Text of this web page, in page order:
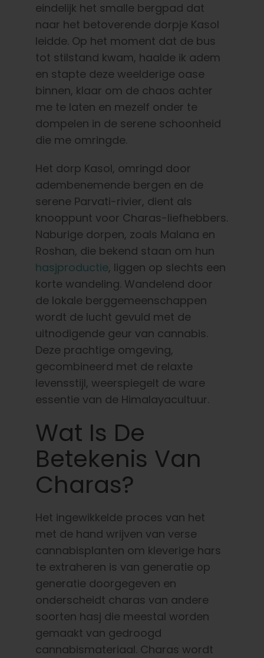
eindelijk het smalle bergpad dat
naar het betoverende dorpje Kasol
leidde. Op het moment dat de bus
tot stilstand kwam, haalde ik adem
en stapte deze weelderige oase
binnen, klaar om de chaos achter
me te laten en mezelf onder te
dompelen in de serene schoonheid
die me omringde.
Het dorp Kasol, omringd door
adembenemende bergen en de
serene Parvati-rivier, dient als
knooppunt voor Charas-liefhebbers.
Naburige dorpen, zoals Malana en
Roshan, die bekend staan om hun
hasjproductie, liggen op slechts een
korte wandeling. Wandelend door
de lokale berggemeenschappen
wordt de lucht gevuld met de
uitnodigende geur van cannabis.
Deze prachtige omgeving,
gecombineerd met de relaxte
levensstijl, weerspiegelt de ware
essentie van de Himalayacultuur.
Wat Is De
Betekenis Van
Charas?
Het ingewikkelde proces van het
met de hand wrijven van verse
cannabisplanten om kleverige hars
te extraheren is van generatie op
generatie doorgegeven en
onderscheidt charas van andere
soorten hasj die meestal worden
gemaakt van gedroogd
cannabismateriaal. Charas wordt